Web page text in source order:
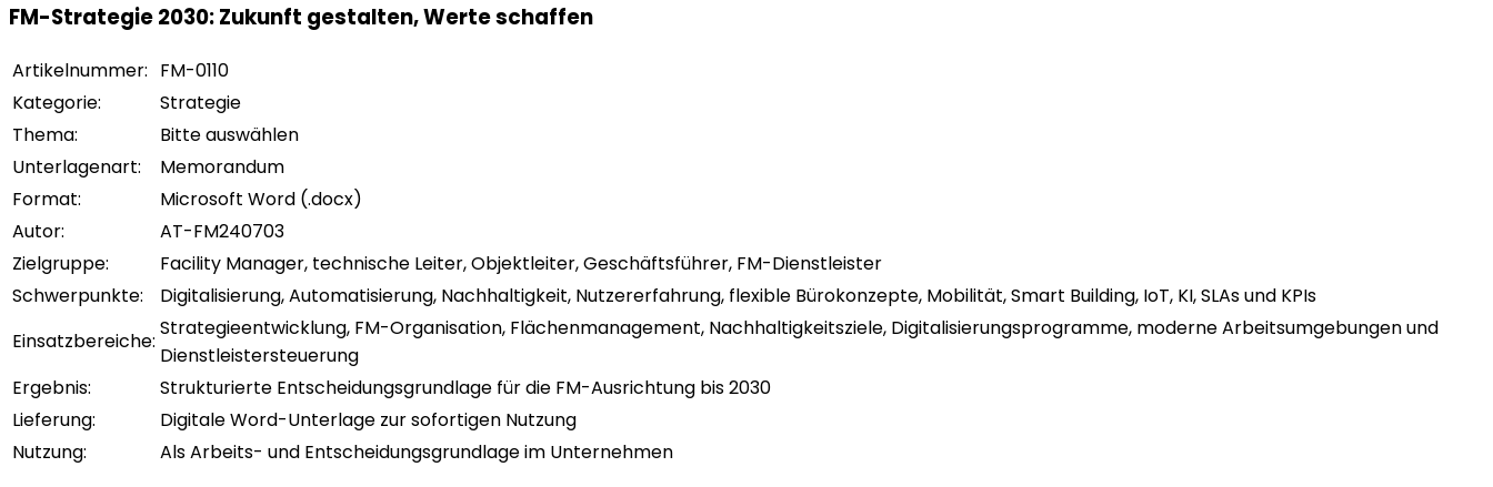
FM-Strategie 2030: Zukunft gestalten, Werte schaffen
Artikelnummer: FM-0110
Kategorie:
Strategie
Thema:
Bitte auswählen
Unterlagenart:
Memorandum
Format:
Microsoft Word (.docx)
Autor:
AT-FM240703
Zielgruppe:
Facility Manager, technische Leiter, Objektleiter, Geschäftsführer, FM-Dienstleister
Schwerpunkte:
Digitalisierung, Automatisierung, Nachhaltigkeit, Nutzererfahrung, flexible Bürokonzepte, Mobilität, Smart Building, IoT, KI, SLAs und KPIs
Einsatzbereiche:
Strategieentwicklung, FM-Organisation, Flächenmanagement, Nachhaltigkeitsziele, Digitalisierungsprogramme, moderne Arbeitsumgebungen und
Dienstleistersteuerung
Ergebnis:
Strukturierte Entscheidungsgrundlage für die FM-Ausrichtung bis 2030
Lieferung:
Digitale Word-Unterlage zur sofortigen Nutzung
Nutzung:
Als Arbeits- und Entscheidungsgrundlage im Unternehmen